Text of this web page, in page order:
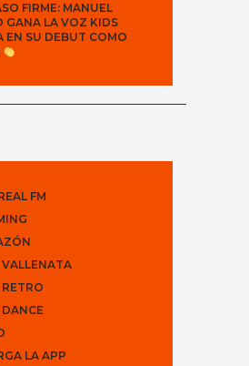
FIRME: MANUEL
GANA LA VOZ KIDS
EN SU DEBUT COMO
FM
VALLENATA
RETRO
DANCE
LA APP